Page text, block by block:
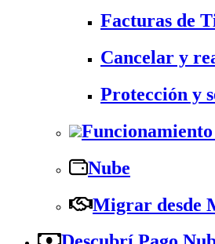
Facturas de
Cancelar y
Protección y
Nube
Migrar desde